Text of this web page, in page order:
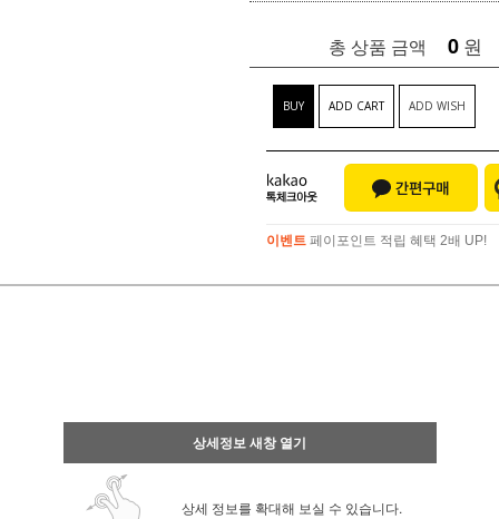
총 상품 금액 0 원
BUY ADD CART ADD WISH
이벤트 페이포인트 적립 혜택 2배 UP!
상세정보 새창 열기
상세 정보를 확대해 보실 수 있습니다.